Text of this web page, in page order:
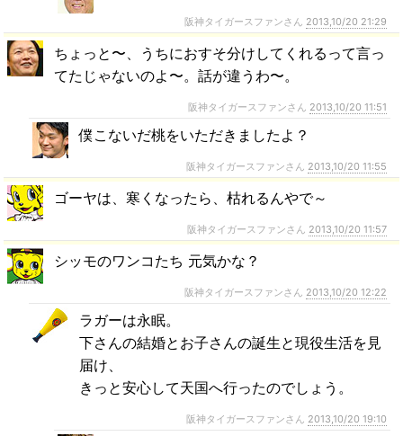
阪神タイガースファンさん 2013,10/20 21:29
ちょっと〜、うちにおすそ分けしてくれるって言っ
てたじゃないのよ〜。話が違うわ〜。
阪神タイガースファンさん 2013,10/20 11:51
僕こないだ桃をいただきましたよ？
阪神タイガースファンさん 2013,10/20 11:55
ゴーヤは、寒くなったら、枯れるんやで～
阪神タイガースファンさん 2013,10/20 11:57
シッモのワンコたち 元気かな？
阪神タイガースファンさん 2013,10/20 12:22
ラガーは永眠。
下さんの結婚とお子さんの誕生と現役生活を見
届け、
きっと安心して天国へ行ったのでしょう。
阪神タイガースファンさん 2013,10/20 19:10